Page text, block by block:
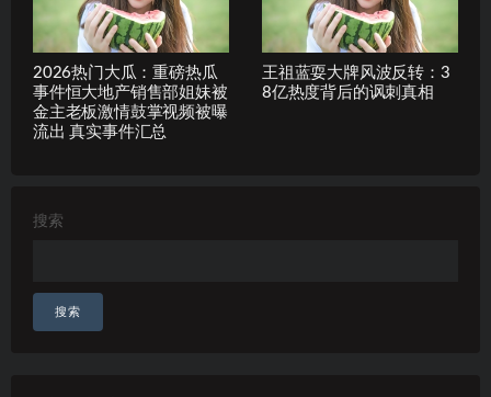
2026热门大瓜：重磅热瓜
事件恒大地产销售部姐妹被
金主老板激情鼓掌视频被曝
流出 真实事件汇总
王祖蓝耍大牌风波反转：3
8亿热度背后的讽刺真相
搜索
搜索